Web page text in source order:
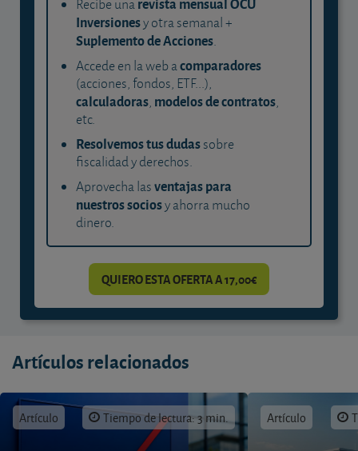
Recibe una
Inversionesy otra semanal +
Suplemento de Acciones.
Accede en la web acomparadores
(acciones, fondos, ETF...),
calculadoras, modelos de contratos,
etc.
Resolvemos tus dudassobre
fiscalidad y derechos.
Aprovecha lasventajas para
nuestros sociosy ahorra mucho
dinero.
QUIERO ESTA OFERTA A 17,00€
Artículos relacionados
Artículo Tiempo de lectura: 3 min. Artículo